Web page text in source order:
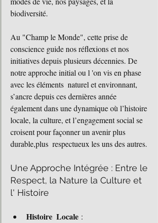
biodiversité.
Au "Champ le Monde", cette prise de
conscience guide nos réflexions et nos
initiatives depuis plusieurs décennies. De
notre approche initial ou l 'on vis en phase
avec les éléments  naturel et environnant,
s’ancre depuis ces dernières année
également dans une dynamique où l’histoire
locale, la culture, et l’engagement social se
croisent pour façonner un avenir plus
durable,plus  respectueux les uns des autres.
Une Approche Intégrée : Entre le
Respect, la Nature la Culture et
l' Histoire
Histoire  Locale :